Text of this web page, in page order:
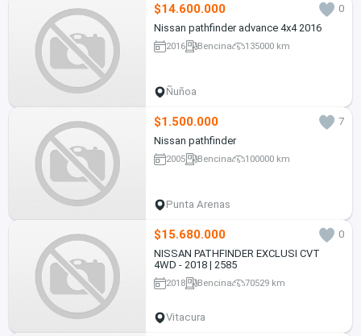
$14.600.000
0
Nissan pathfinder advance 4x4 2016
2016 Bencina 135000 km
Ñuñoa
$1.500.000
7
Nissan pathfinder
2005 Bencina 100000 km
Punta Arenas
$15.680.000
0
NISSAN PATHFINDER EXCLUSI CVT
4WD - 2018 | 2585
2018 Bencina 70529 km
Vitacura